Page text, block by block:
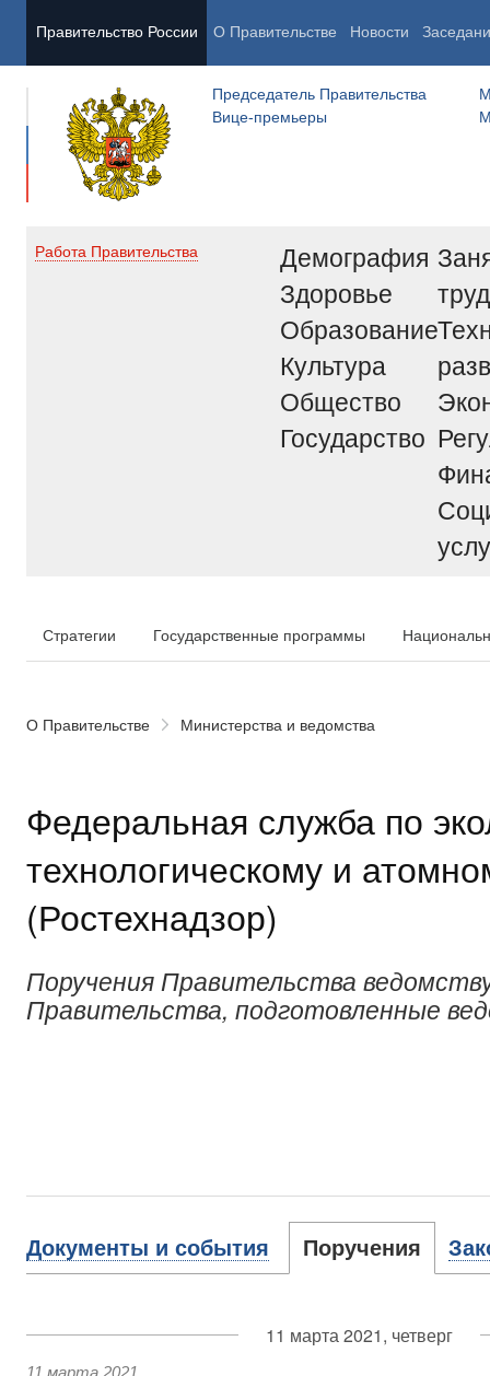
Правительство России О Правительстве Новости
Председатель Правительства
Вице-премьеры
Работа Правительства
Демография
Здоровье
Образование
Культура
Общество
Государство
труд
Стратегии Государственные программы
О Правительстве Министерства и ведомства
Федеральная служба по
технологическому и
(Ростехнадзор)
Поручения Правительства
Правительства, подготовленные
Документы и события Поручения
11 марта 2021, четверг
11 марта 2021